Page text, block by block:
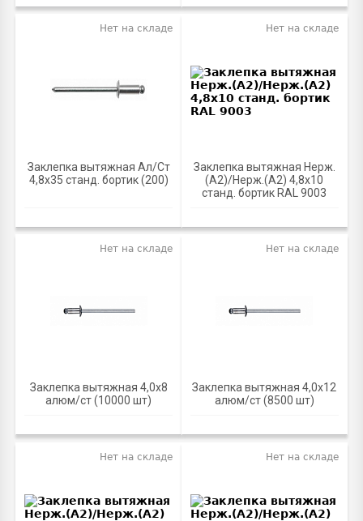
Заклепка вытяжная Ал/Ст
4,8х35 станд. бортик (200)
Нет на складе
Заклепка вытяжная Нерж.
(А2)/Нерж.(А2) 4,8х10
станд. бортик RAL 9003
Нет на складе
Заклепка вытяжная 4,0х8
алюм/ст (10000 шт)
Нет на складе
Заклепка вытяжная 4,0х12
алюм/ст (8500 шт)
Нет на складе
Нет на складе Нет на складе